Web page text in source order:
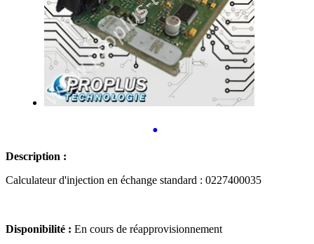
•
Description :
Calculateur d'injection en échange standard : 0227400035
Disponibilité : En cours de réapprovisionnement